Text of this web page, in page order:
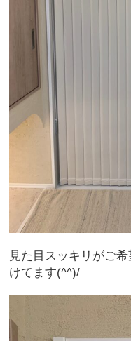
見た目スッキリがご
けてます(^^)/